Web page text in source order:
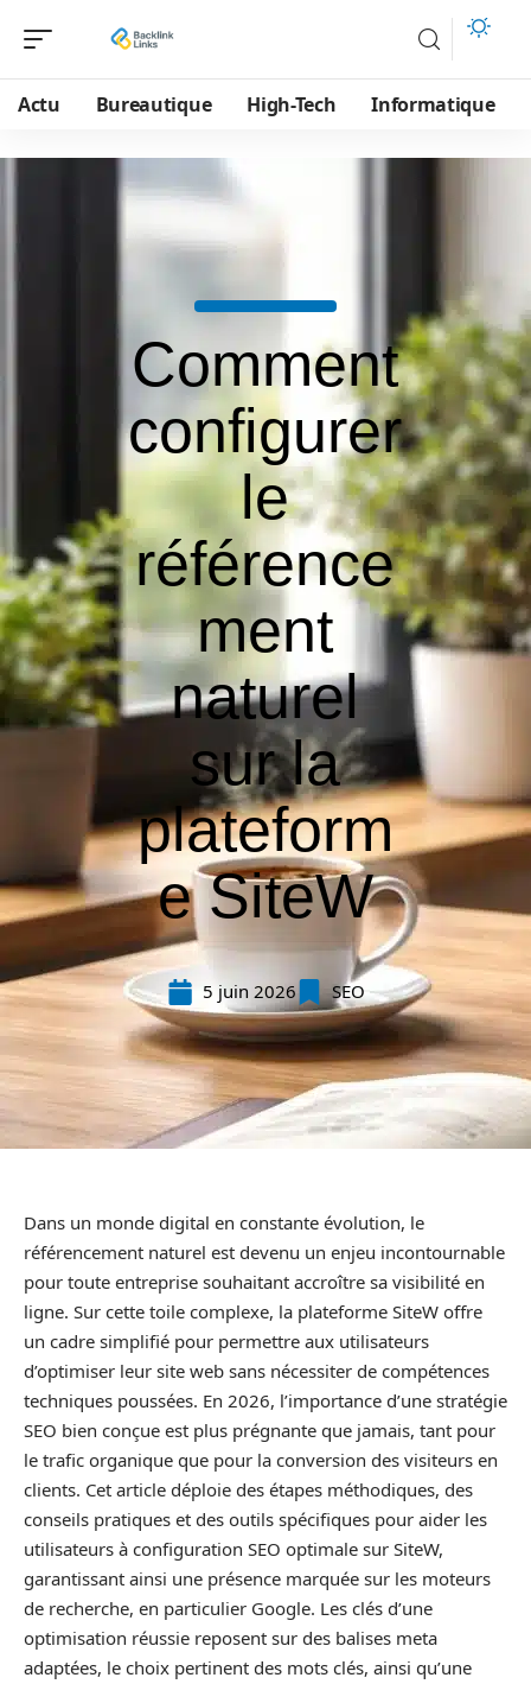
Actu Bureautique High-Tech Informatique
Comment
configurer
le
référence
ment
naturel
sur la
plateform
e SiteW
5 juin 2026 SEO
Dans un monde digital en constante évolution, le
référencement naturel est devenu un enjeu incontournable
pour toute entreprise souhaitant accroître sa visibilité en
ligne. Sur cette toile complexe, la plateforme SiteW offre
un cadre simplifié pour permettre aux utilisateurs
d’optimiser leur site web sans nécessiter de compétences
techniques poussées. En 2026, l’importance d’une stratégie
SEO bien conçue est plus prégnante que jamais, tant pour
le trafic organique que pour la conversion des visiteurs en
clients. Cet article déploie des étapes méthodiques, des
conseils pratiques et des outils spécifiques pour aider les
utilisateurs à configuration SEO optimale sur SiteW,
garantissant ainsi une présence marquée sur les moteurs
de recherche, en particulier Google. Les clés d’une
optimisation réussie reposent sur des balises meta
adaptées, le choix pertinent des mots clés, ainsi qu’une